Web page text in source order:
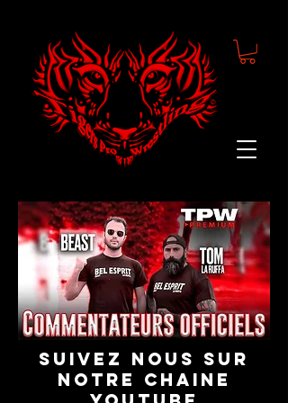
suivez nous sur
notre chaine